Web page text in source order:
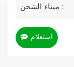
ميناء الشحن :
استعلام